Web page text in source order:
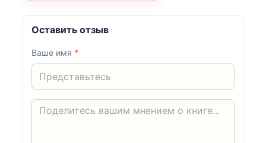
Оставить отзыв
Ваше имя *